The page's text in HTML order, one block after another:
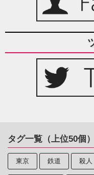
タグ一覧（上位50個）
東京 鉄道 殺人